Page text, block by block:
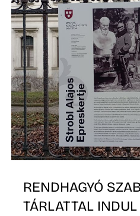
RENDHAGYÓ
TÁRLATTAL